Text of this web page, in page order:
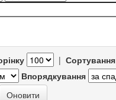
| Сортування
Впорядкування